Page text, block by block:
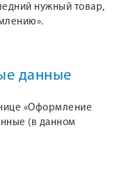
нужный товар,
данные
«Оформление
(в данном